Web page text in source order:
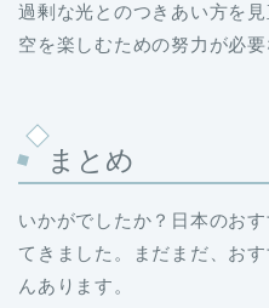
過剰な光とのつきあい方を
空を楽しむための努力が必
まとめ
いかがでしたか？日本のお
てきました。まだまだ、お
んあります。